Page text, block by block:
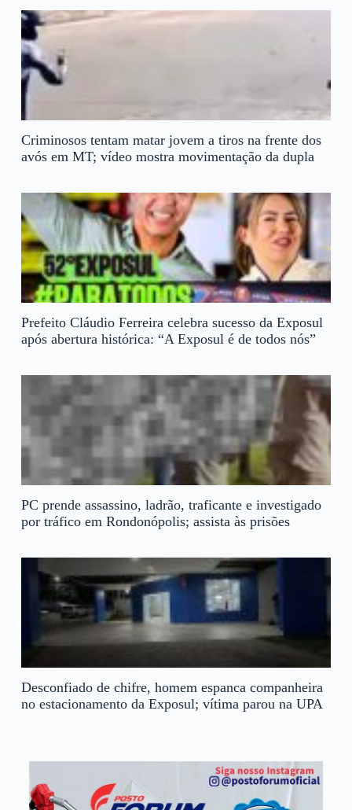
Criminosos tentam matar jovem a tiros na frente dos
avós em MT; vídeo mostra movimentação da dupla
Prefeito Cláudio Ferreira celebra sucesso da Exposul
após abertura histórica: “A Exposul é de todos nós”
PC prende assassino, ladrão, traficante e investigado
por tráfico em Rondonópolis; assista às prisões
Desconfiado de chifre, homem espanca companheira
no estacionamento da Exposul; vítima parou na UPA